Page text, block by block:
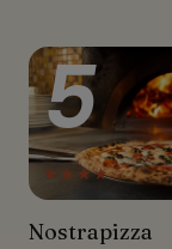
Nostrapizza
5
★★★★☆
Nostrapizza